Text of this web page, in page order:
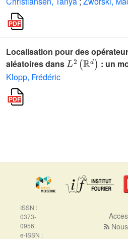
Localisation pour des
aléatoires dans
L2(ℝd)
: un
Klopp, Frédéric
ISSN :
0373-
0956
e-ISSN :